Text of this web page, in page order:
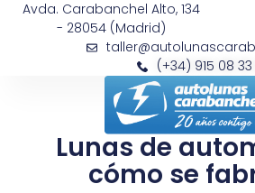
Avda. Carabanchel Alto, 134
- 28054 (Madrid)
(+34) 915 08 33
Lunas de
cómo se